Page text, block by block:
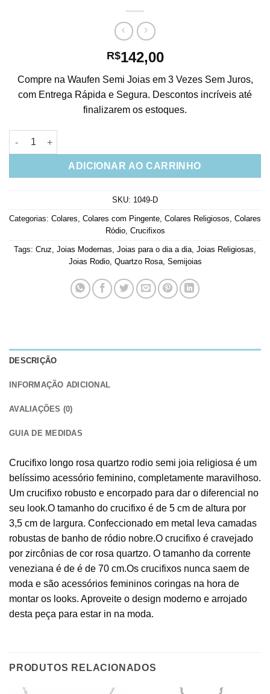
R$142,00
Compre na Waufen Semi Joias em 3 Vezes Sem Juros,
com Entrega Rápida e Segura. Descontos incríveis até
finalizarem os estoques.
Crucifixo Longo Rosa Quartzo Rodio Semi Joia Religiosa
ADICIONAR AO CARRINHO
SKU: 1049-D
Categorias: Colares, Colares com Pingente, Colares Religiosos, Colares
Ródio, Crucifixos
Tags: Cruz, Joias Modernas, Joias para o dia a dia, Joias Religiosas,
Joias Rodio, Quartzo Rosa, Semijoias
DESCRIÇÃO
INFORMAÇÃO ADICIONAL
AVALIAÇÕES (0)
GUIA DE MEDIDAS
Crucifixo longo rosa quartzo rodio semi joia religiosa é um
belíssimo acessório feminino, completamente maravilhoso.
Um crucifixo robusto e encorpado para dar o diferencial no
seu look.O tamanho do crucifixo é de 5 cm de altura por
3,5 cm de largura. Confeccionado em metal leva camadas
robustas de banho de ródio nobre.O crucifixo é cravejado
por zircônias de cor rosa quartzo. O tamanho da corrente
veneziana é de é de 70 cm.Os crucifixos nunca saem de
moda e são acessórios femininos coringas na hora de
montar os looks. Aproveite o design moderno e arrojado
desta peça para estar in na moda.
PRODUTOS RELACIONADOS